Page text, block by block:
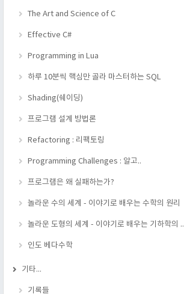
The Art and Science of C
Effective C#
Programming in Lua
하루 10분씩 핵심만 골라 마스터하는 SQL
Shading(쉐이딩)
프로그램 설계 방법론
Refactoring : 리팩토링
Programming Challenges : 알고..
프로그램은 왜 실패하는가?
놀라운 수의 세계 - 이야기로 배우는 수학의 원리
놀라운 도형의 세계 - 이야기로 배우는 기하학의 ..
인도 베다수학
기타...
기록들